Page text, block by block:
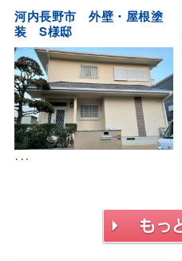
河内長野市 外壁・屋根塗
装 S様邸
･･･